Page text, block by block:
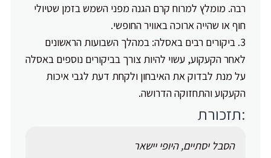
רבה. מומלץ למרוח קרם הגנה מפני השמש בזמן שטיולי
חוף או שהייה ארוכה באוויר החופשי.
ביקורים רבים באסלה: במהלך השבועות הראשונים
לאחר הקעקוע, עשוי להיות צורך בביקורים נוספים באסלה
על מנת לבדוק את האיבחון ולקחת דעת לגבי איכות
הקעקוע והתחזוקה הדרושה.
:תזכורת
הסבל יסתיים, היופי יישאר